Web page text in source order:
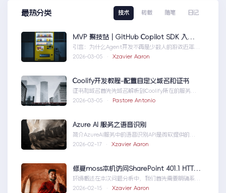
最热分类 技术 转载 随笔 日记
MVP 聚技站｜GitHub Copilot SDK 入门：五分钟构建你的第一个 AI Agent
引言：为什么Agent开发不再是少数人的游戏近年
来，随着人工智能技术的快速发展，AIAgen...MVP
2026-03-05 · Xzavier Aaron
Coolify开发教程-配置自定义域名和证书
证书和域名首先先域名解析到Coolify所在的服务
器，然后获取你的证书NGINX版本的，这里就不
2026-03-05 · Pastore Antonio
Azure AI 服务之语音识别
简介AzureAI服务中的语音识别API是微软提供的一
项先进技术，旨在帮助开发者轻松实现语...AzureAI
2026-02-17 · Xzavier Aaron
修复moss本机访问SharePoint 401.1 HTTP错误
环境概述在本次问题分析中，我们首先需要明确系统
的运行环境。了解环境配置不仅能帮助我们定位问
2026-02-15 · Xzavier Aaron